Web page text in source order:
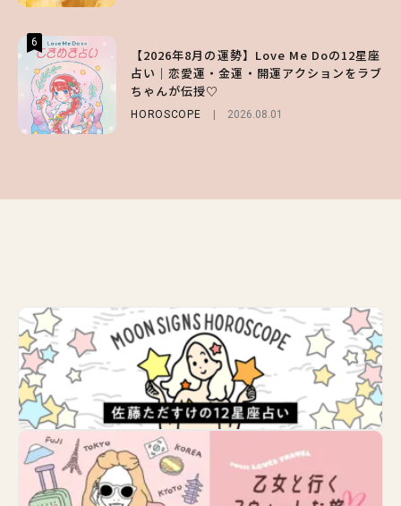
6
【2026年8月の運勢】Love Me Doの12星座
占い｜恋愛運・金運・開運アクションをラブ
ちゃんが伝授♡
HOROSCOPE 2026.08.01
6
【SNIDEL】長濱ねるとロマンティックトラ
ッドな秋はじめ｜2026秋の新作コーデ4選
6
【GU】夏の“主役級”アイテム決定！ヘルシ
ー＆可愛すぎる「大人の肌見せ」トップス3
選
FASHION 2026.07.19